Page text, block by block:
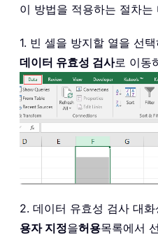
이 방법을 적용하는 절차는
1. 빈 셀을 방지할 열을 선
데이터 유효성 검사로 이동
2. 데이터 유효성 검사 대화
용자 지정을허용목록에서